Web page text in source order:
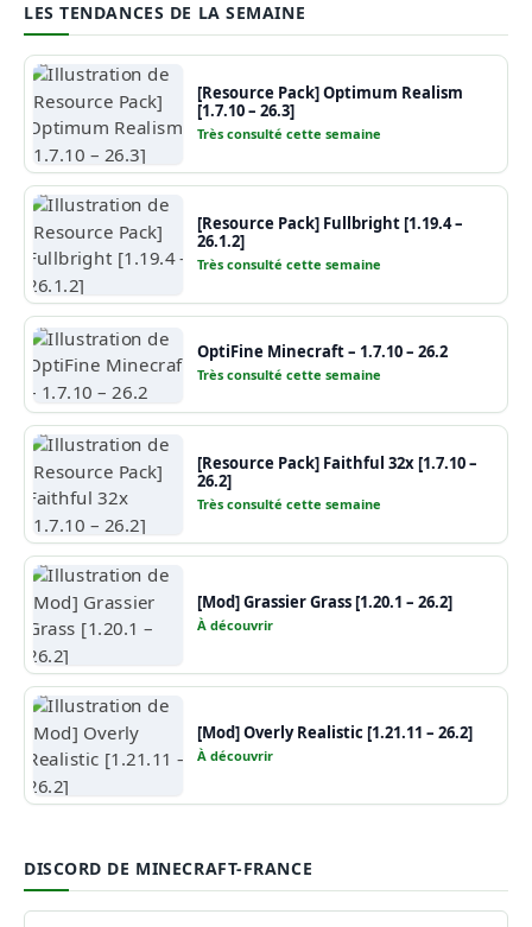
LES TENDANCES DE LA SEMAINE
[Resource Pack] Optimum Realism
[1.7.10 – 26.3]
Très consulté cette semaine
[Resource Pack] Fullbright [1.19.4 –
26.1.2]
Très consulté cette semaine
OptiFine Minecraft – 1.7.10 – 26.2
Très consulté cette semaine
[Resource Pack] Faithful 32x [1.7.10 –
26.2]
Très consulté cette semaine
[Mod] Grassier Grass [1.20.1 – 26.2]
À découvrir
[Mod] Overly Realistic [1.21.11 – 26.2]
À découvrir
DISCORD DE MINECRAFT-FRANCE